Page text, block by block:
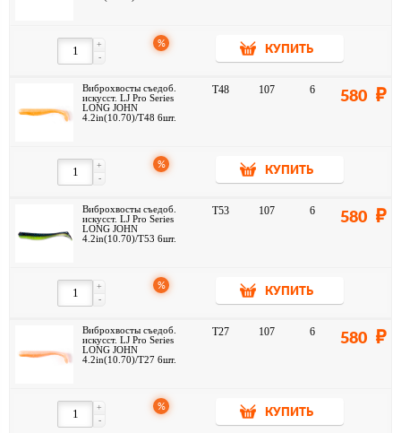
-
+ %
КУПИТЬ
Виброхвосты съедоб.
искусст. LJ Pro Series
LONG JOHN
4.2in(10.70)/T48 6шт.
T48 107 6 580
-
+ %
КУПИТЬ
Виброхвосты съедоб.
искусст. LJ Pro Series
LONG JOHN
4.2in(10.70)/T53 6шт.
T53 107 6 580
-
+ %
КУПИТЬ
Виброхвосты съедоб.
искусст. LJ Pro Series
LONG JOHN
4.2in(10.70)/T27 6шт.
T27 107 6 580
-
+ %
КУПИТЬ